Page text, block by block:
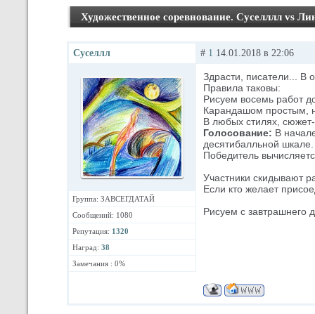
Художественное соревнование. Суселллл vs
Суселлл
Группа: ЗАВСЕГДАТАЙ
Сообщений: 1080
Репутация: 1320
Наград: 38
Замечания : 0%
# 1 14.01.2018 в 22:06
Здрасти, писатели... В
Правила таковы:
Рисуем восемь работ
Карандашом простым,
В любых стилях,
Голосование: В
десятибалльной
Победитель
Участники скидывают
Если кто желает
Рисуем с завтрашнего